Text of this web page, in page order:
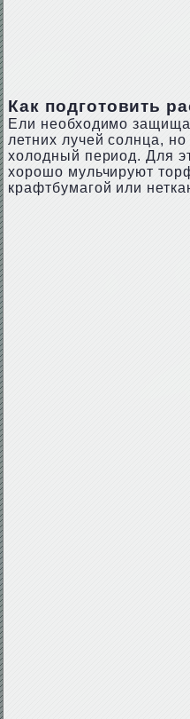
Как подготовить
Ели необходимо
летних лучей солнца,
холодный период. Для
хорошо мульчируют
крафтбумагой или